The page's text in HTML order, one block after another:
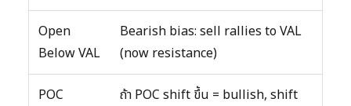
Open
Below VAL
Bearish bias: sell rallies to VAL
(now resistance)
POC
ถ้า POC shift ขึ้น = bullish, shift